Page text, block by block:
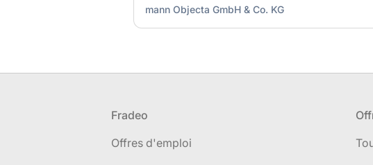
mann Objecta GmbH & Co. KG
Fradeo
Offres d'emploi